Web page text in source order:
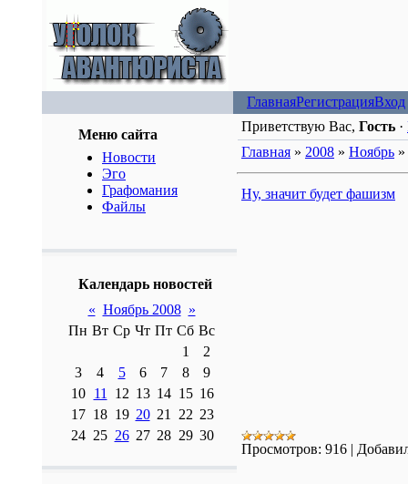
ГлавнаяРегистрацияВход
Меню сайта
Новости
Эго
Графомания
Файлы
Календарь новостей
« Ноябрь 2008 »
Пн Вт Ср Чт Пт Сб Вс
1
2
3
4 5 6 7 8
9
10
11 12 13 14 15 16
17 18 19 20 21 22 23
24 25 26 27 28 29 30
Приветствую Вас, Гость ·
Главная » 2008 » Ноябрь »
Ну, значит будет фашизм
Просмотров: 916 |